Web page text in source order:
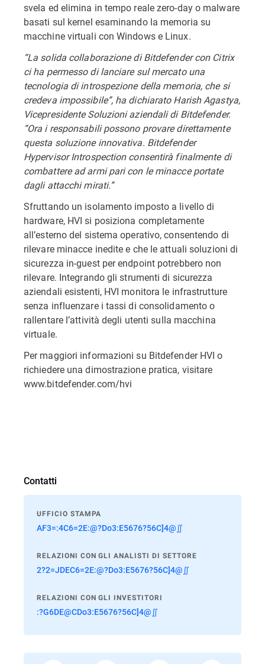
svela ed elimina in tempo reale zero-day o malware
basati sul kernel esaminando la memoria su
macchine virtuali con Windows e Linux.
“La solida collaborazione di Bitdefender con Citrix
ci ha permesso di lanciare sul mercato una
tecnologia di introspezione della memoria, che si
credeva impossibile”, ha dichiarato Harish Agastya,
Vicepresidente Soluzioni aziendali di Bitdefender.
“Ora i responsabili possono provare direttamente
questa soluzione innovativa. Bitdefender
Hypervisor Introspection consentirà finalmente di
combattere ad armi pari con le minacce portate
dagli attacchi mirati.”
Sfruttando un isolamento imposto a livello di
hardware, HVI si posiziona completamente
all’esterno del sistema operativo, consentendo di
rilevare minacce inedite e che le attuali soluzioni di
sicurezza in-guest per endpoint potrebbero non
rilevare. Integrando gli strumenti di sicurezza
aziendali esistenti, HVI monitora le infrastrutture
senza influenzare i tassi di consolidamento o
rallentare l’attività degli utenti sulla macchina
virtuale.
Per maggiori informazioni su Bitdefender HVI o
richiedere una dimostrazione pratica, visitare
www.bitdefender.com/hvi
Contatti
UFFICIO STAMPA
AF3=:4C6=2E:@?Do3:E5676?56C]4@∬
RELAZIONI CON GLI ANALISTI DI SETTORE
2?2=JDEC6=2E:@?Do3:E5676?56C]4@∬
RELAZIONI CON GLI INVESTITORI
:?G6DE@CDo3:E5676?56C]4@∬